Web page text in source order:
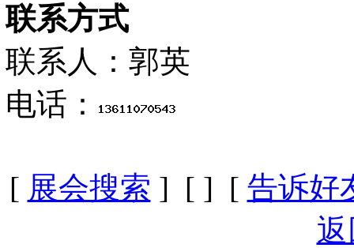
联系方式
联系人：郭英
电话：
[ 展会搜索 ] [ ] [ 告诉好